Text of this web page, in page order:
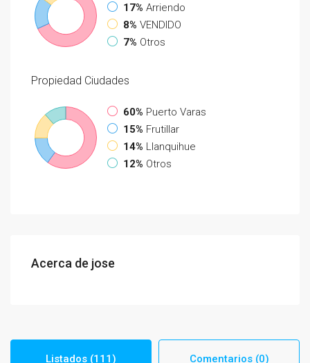
17% Arriendo
8% VENDIDO
7% Otros
Propiedad Ciudades
60% Puerto Varas
15% Frutillar
14% Llanquihue
12% Otros
Acerca de jose
Listados (111) Comentarios (0)